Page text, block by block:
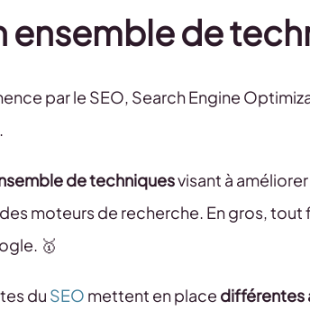
ensemble de
par le SEO, Search Engine
de techniquesvisant à
moteurs de recherche. En gros,
🥇
du SEO mettent en place différentes